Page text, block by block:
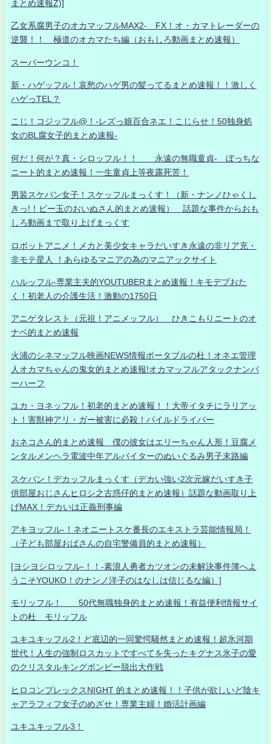
まとめ速報Z)]
乙女系腐男子のオカマッフルMAX2- FX！オ・カマトレーダーの
逆襲！！ 極道のオカマたち編（おもしろ動画まとめ速報）
スーパーウンコ！
新・ハゲッフル！哀愁のハゲ男の髪ってるまとめ速報！！激しく
ハゲっTEL？
こじ！コジッフル@！-レズっ娘百合ネエ！こじらせ！50独身処
女のBL腐女子的まとめ速報-
何だ！何が？真・シロッフル！！ 永遠の無職童貞- ぼっちな
ニート的まとめ速報！一生童貞上等夜露死苦！
男装スケバン女子！スケッフルまっくす！（新・ナンノひゃくし
きっ!！ビー玉のおいぬさん的まとめ速報） 話題な事件からおも
しろ動画まで取り上げまっくす
ロボットアニメ！メカと美少女キャラだいすき永遠の非リア充・
非モテ星人 ！あらゆるマニアの為のマニアックサイト
ハルッフル-専業主夫的YOUTUBERまとめ速報！キモデブおた
く！初老人の介護生活！激動の1750日
アニゲタレスト（元祖！アニメッフル） ひきこもりニートのオ
ナベ的まとめ速報
火浦のシネマッフル映画NEWS情報ポータブルの杜！オネエ管理
人オカマちゃんの鬼女的まとめ速報!オカマッフルアタックナンバ
ーハーフ
ユカ・ヨネッフル！初老的まとめ速報！！大帝イタチにラリアッ
ト！害獣神アリ・ガー被害に必殺！パイルドライバー
おネコさん的まとめ速報 僕の彼女はエリーちゃん人形！豆腐メ
ンタルメンヘラ電波中年アルバイターのぬいぐるみ男子末路編
スケバン！デカッフルまっくす（デカい強い2次元嫁だいすき子
供部屋おじさんヒロシ之古惑仔的まとめ速報）話題な動画取り上
げMAX！デカいは正義刑事編
アキヨッフル-！ネオニートスケ番長のエキストラ芸能情報局！
（子ども部屋おばさんの自宅警備員的まとめ速報）
[ヨシヨシロッフル-！！-素浪人勇者カツオンの未解決事件簿へよ
うこそYOUKO！のナンノ洋子のはなしは信じるな編）]
モリッフル！ 50代無職独身的まとめ速報！有益便利情報サイ
トの杜 モリッフル
ユキユキッフル2！ど底辺的一同驚愕騒然まとめ速報！超氷河期
世代！人生の強制ロスカットですべてを失ったキグナス氷子の愛
のクリスタルキングボンビー脱出大作戦
ヒロコンプレックスNIGHT 的まとめ速報！！子供が欲しいど陰キ
ャアラフィフ女子のめざせ！専業主婦！婚活計画編
ユキユキッフル3！